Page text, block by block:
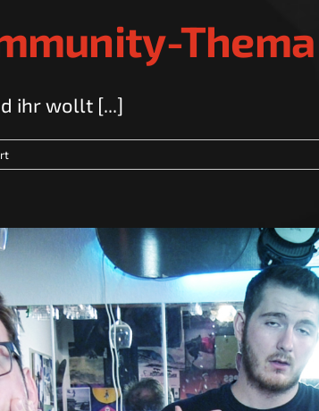
Thema
ihr wollt [...]
für
Sprachen
Thema
|